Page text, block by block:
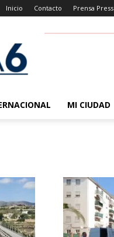
Inicio Contacto Prensa Press
MI CIUDAD